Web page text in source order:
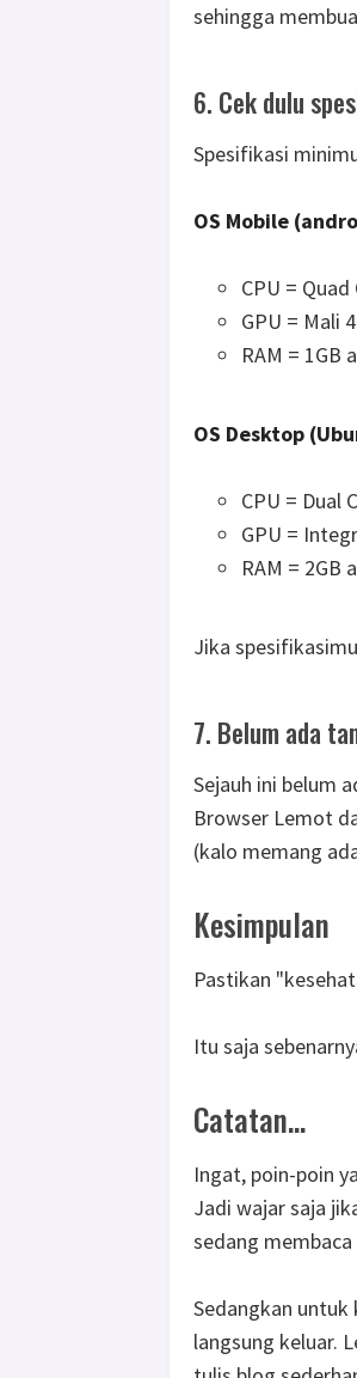
sehingga
6. Cek dulu
Spesifikasi
OS Mobile
CPU = Quad
GPU = Mali
RAM = 1GB
OS Desktop
CPU = Dual
GPU =
RAM = 2GB
Jika
7. Belum ada
Sejauh ini belum
Browser Lemot
(kalo memang
Kesimpulan
Pastikan
Itu saja
Catatan...
Ingat, poin-poin
Jadi wajar saja
sedang
Sedangkan untuk
langsung keluar.